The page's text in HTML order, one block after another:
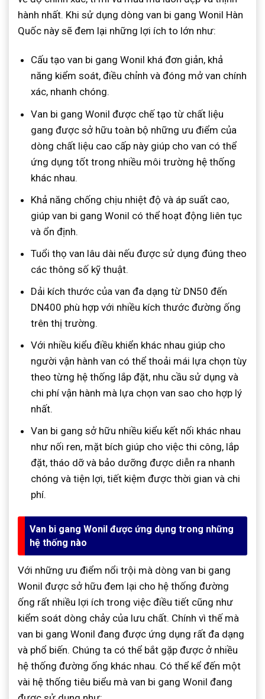
hành nhất. Khi sử dụng dòng van bi gang Wonil Hàn
Quốc này sẽ đem lại những lợi ích to lớn như:
Cấu tạo van bi gang Wonil khá đơn giản, khả
năng kiểm soát, điều chỉnh và đóng mở van chính
xác, nhanh chóng.
Van bi gang Wonil được chế tạo từ chất liệu
gang được sở hữu toàn bộ những ưu điểm của
dòng chất liệu cao cấp này giúp cho van có thể
ứng dụng tốt trong nhiều môi trường hệ thống
khác nhau.
Khả năng chống chịu nhiệt độ và áp suất cao,
giúp van bi gang Wonil có thể hoạt động liên tục
và ổn định.
Tuổi thọ van lâu dài nếu được sử dụng đúng theo
các thông số kỹ thuật.
Dải kích thước của van đa dạng từ DN50 đến
DN400 phù hợp với nhiều kích thước đường ống
trên thị trường.
Với nhiều kiểu điều khiển khác nhau giúp cho
người vận hành van có thể thoải mái lựa chọn tùy
theo từng hệ thống lắp đặt, nhu cầu sử dụng và
chi phí vận hành mà lựa chọn van sao cho hợp lý
nhất.
Van bi gang sở hữu nhiều kiểu kết nối khác nhau
như nối ren, mặt bích giúp cho việc thi công, lắp
đặt, tháo dỡ và bảo dưỡng được diễn ra nhanh
chóng và tiện lợi, tiết kiệm được thời gian và chi
phí.
Van bi gang Wonil được ứng dụng trong những
hệ thống nào
Với những ưu điểm nổi trội mà dòng van bi gang
Wonil được sở hữu đem lại cho hệ thống đường
ống rất nhiều lợi ích trong việc điều tiết cũng như
kiểm soát dòng chảy của lưu chất. Chính vì thế mà
van bi gang Wonil đang được ứng dụng rất đa dạng
và phổ biến. Chúng ta có thể bắt gặp được ở nhiều
hệ thống đường ống khác nhau. Có thể kể đến một
vài hệ thống tiêu biểu mà van bi gang Wonil đang